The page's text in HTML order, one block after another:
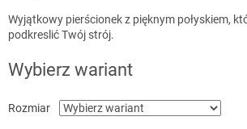
jednostkowa:
Wyjątkowy pierścionek z pięknym połyskiem,
podkreslić Twój strój.
Wybierz wariant
Rozmiar